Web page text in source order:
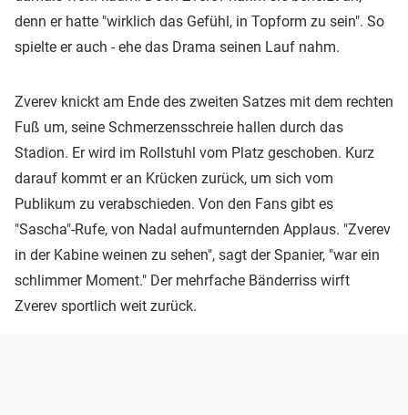
denn er hatte "wirklich das Gefühl, in Topform zu sein". So
spielte er auch - ehe das Drama seinen Lauf nahm.
Zverev knickt am Ende des zweiten Satzes mit dem rechten
Fuß um, seine Schmerzensschreie hallen durch das
Stadion. Er wird im Rollstuhl vom Platz geschoben. Kurz
darauf kommt er an Krücken zurück, um sich vom
Publikum zu verabschieden. Von den Fans gibt es
"Sascha"-Rufe, von Nadal aufmunternden Applaus. "Zverev
in der Kabine weinen zu sehen", sagt der Spanier, "war ein
schlimmer Moment." Der mehrfache Bänderriss wirft
Zverev sportlich weit zurück.